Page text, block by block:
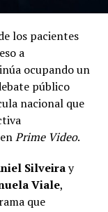
los pacientes
a
ocupando un
público
nacional que
Prime Video.
Silveiray
Viale,
que